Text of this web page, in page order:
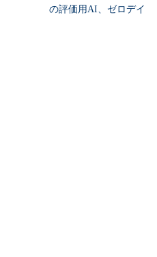
の評価用AI、ゼロデイ